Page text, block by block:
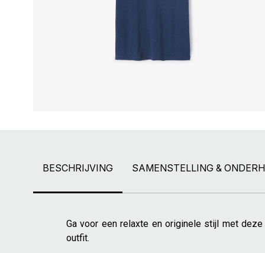
BESCHRIJVING SAMENSTELLING &
Ga voor een relaxte en originele stijl met
outfit.